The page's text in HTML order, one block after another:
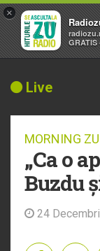
Live
MORNING ZU
„Ca o
Buzdu
24
×